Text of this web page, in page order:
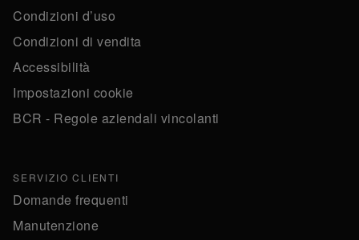
Condizioni d’uso
Condizioni di vendita
Accessibilità
Impostazioni cookie
BCR - Regole aziendali vincolanti
SERVIZIO CLIENTI
Domande frequenti
Manutenzione